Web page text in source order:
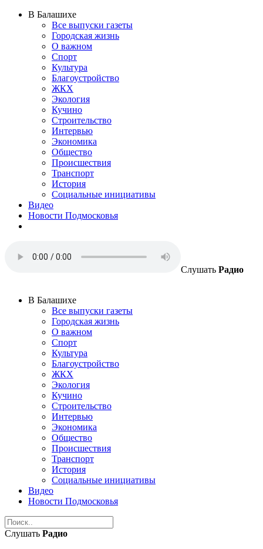
В Балашихе
Все выпуски газеты
Городская жизнь
О важном
Спорт
Культура
Благоустройство
ЖКХ
Экология
Кучино
Строительство
Интервью
Экономика
Общество
Происшествия
Транспорт
История
Социальные инициативы
Видео
Новости Подмосковья
Слушать Радио
В Балашихе
Все выпуски газеты
Городская жизнь
О важном
Спорт
Культура
Благоустройство
ЖКХ
Экология
Кучино
Строительство
Интервью
Экономика
Общество
Происшествия
Транспорт
История
Социальные инициативы
Видео
Новости Подмосковья
Слушать Радио